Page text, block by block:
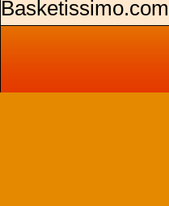
Basketissimo.com